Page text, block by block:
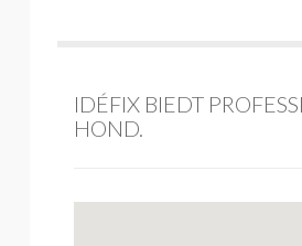
IDÉFIX BIEDT
HOND.